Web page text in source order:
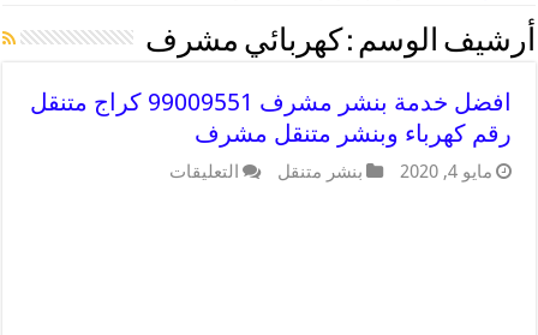
أرشيف الوسم : كهربائي مشرف
افضل خدمة بنشر مشرف 99009551 كراج متنقل
رقم كهرباء وبنشر متنقل مشرف
مايو 4, 2020 بنشر متنقل التعليقات